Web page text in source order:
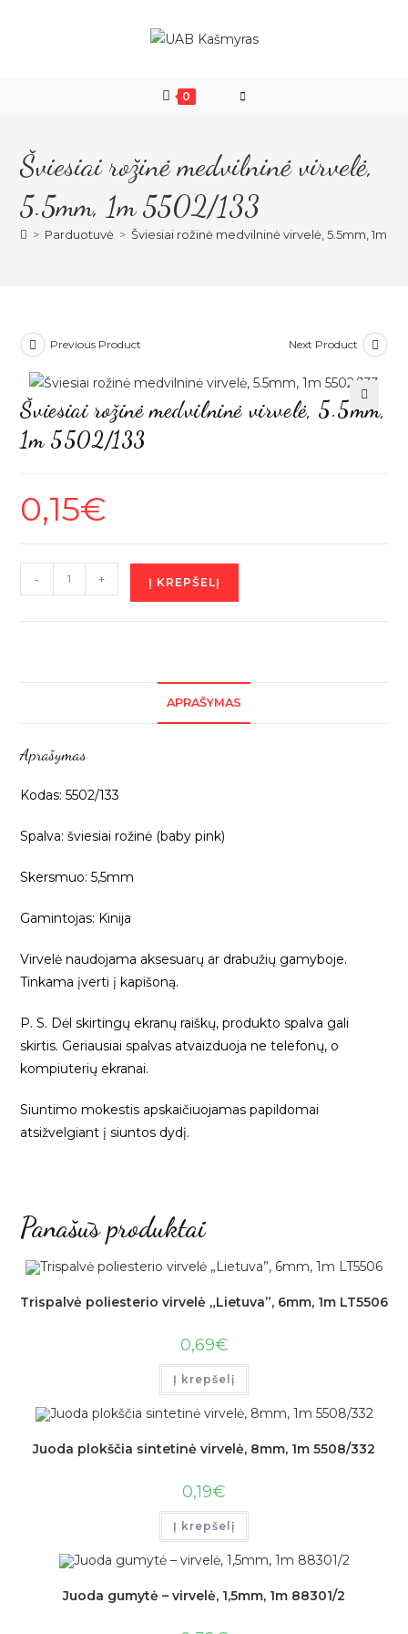
0
Šviesiai rožinė medvilninė virvelė,
5.5mm, 1m 5502/133
> Parduotuvė > Šviesiai rožinė medvilninė virvelė, 5.5mm, 1m
Previous Product Next Product
🔍
Šviesiai rožinė medvilninė virvelė, 5.5mm,
1m 5502/133
0,15€
produkto
kiekis:
5502/133
- + Į KREPŠELĮ
APRAŠYMAS
Aprašymas
Kodas: 5502/133
Spalva: šviesiai rožinė (baby pink)
Skersmuo: 5,5mm
Gamintojas: Kinija
Virvelė naudojama aksesuarų ar drabužių gamyboje.
Tinkama įverti į kapišoną.
P. S. Dėl skirtingų ekranų raiškų, produkto spalva gali
skirtis. Geriausiai spalvas atvaizduoja ne telefonų, o
kompiuterių ekranai.
Siuntimo mokestis apskaičiuojamas papildomai
atsižvelgiant į siuntos dydį.
Panašūs produktai
Trispalvė poliesterio virvelė „Lietuva”, 6mm, 1m LT5506
0,69€
Į krepšelį
Juoda plokščia sintetinė virvelė, 8mm, 1m 5508/332
0,19€
Į krepšelį
Juoda gumytė – virvelė, 1,5mm, 1m 88301/2